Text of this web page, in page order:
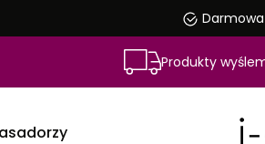
Produkty